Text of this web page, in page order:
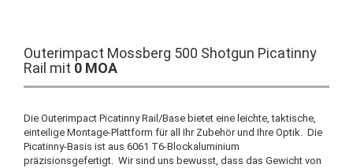
Outerimpact Mossberg 500 Shotgun Picatinny
Rail mit 0 MOA
Die Outerimpact Picatinny Rail/Base bietet eine leichte, taktische,
einteilige Montage-Plattform für all Ihr Zubehör und Ihre Optik. Die
Picatinny-Basis ist aus 6061 T6-Blockaluminium
präzisionsgefertigt. Wir sind uns bewusst, dass das Gewicht von